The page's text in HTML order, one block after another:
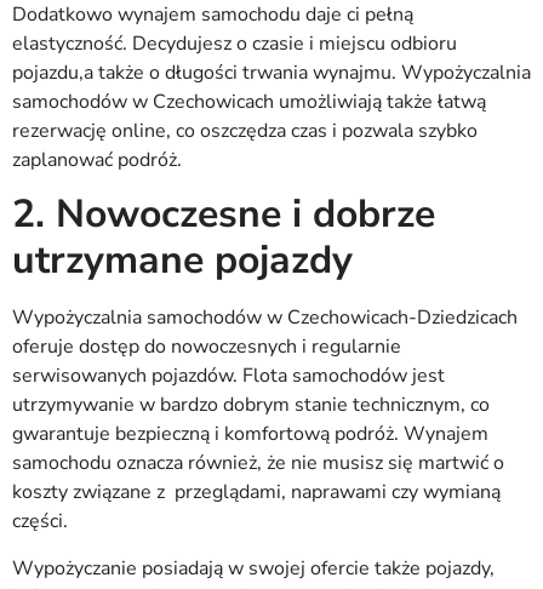
Dodatkowo wynajem samochodu daje ci pełną
elastyczność. Decydujesz o czasie i miejscu odbioru
pojazdu,a także o długości trwania wynajmu. Wypożyczalnia
samochodów w Czechowicach umożliwiają także łatwą
rezerwację online, co oszczędza czas i pozwala szybko
zaplanować podróż.
2. Nowoczesne i dobrze
utrzymane pojazdy
Wypożyczalnia samochodów w Czechowicach-Dziedzicach
oferuje dostęp do nowoczesnych i regularnie
serwisowanych pojazdów. Flota samochodów jest
utrzymywanie w bardzo dobrym stanie technicznym, co
gwarantuje bezpieczną i komfortową podróż. Wynajem
samochodu oznacza również, że nie musisz się martwić o
koszty związane z przeglądami, naprawami czy wymianą
części.
Wypożyczanie posiadają w swojej ofercie także pojazdy,